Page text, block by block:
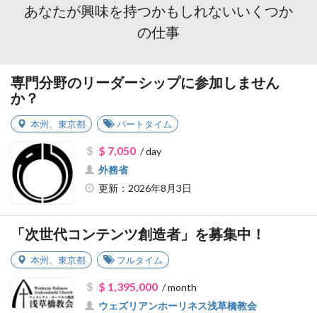
あなたが興味を持つかもしれないいくつか
の仕事
専門分野のリーダーシップに参加しません
か？
本州 東京都 パートタイム
$ 7,050/ day
外務省
更新：2026年8月3日
「次世代コンテンツ創造者」を募集中！
本州 東京都 フルタイム
$ 1,395,000/ month
ウェズリアンホーリネス浅草橋教会